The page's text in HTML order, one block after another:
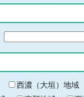
終
わ 西濃（大垣）地域